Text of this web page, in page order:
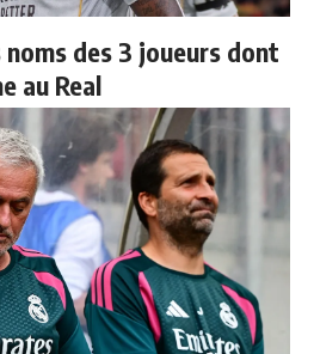
des 3 joueurs dont
au Real